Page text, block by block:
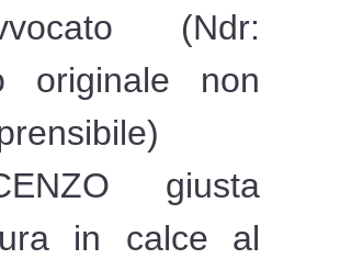
(Ndr:
originale non
giusta
in calce al